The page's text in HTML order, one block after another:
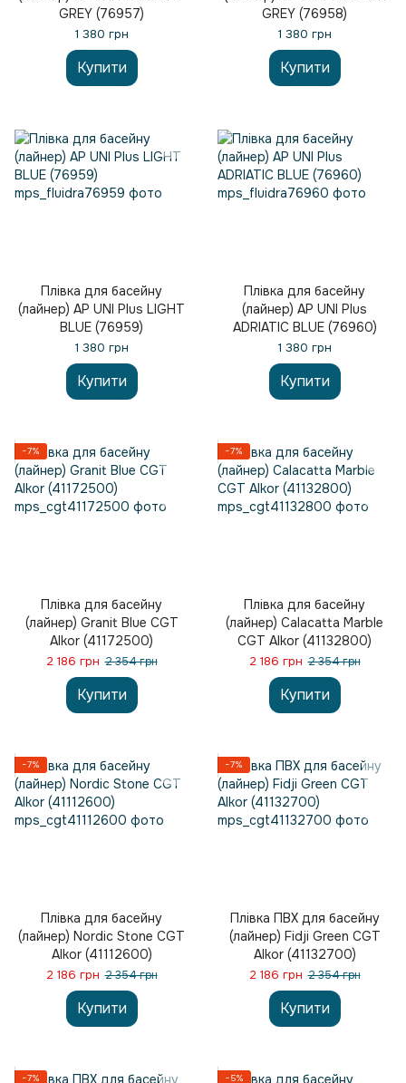
GREY (76957)
1 380 грн
Купити
GREY (76958)
1 380 грн
Купити
Плівка для басейну
(лайнер) AP UNI Plus LIGHT
BLUE (76959)
1 380 грн
Купити
Плівка для басейну
(лайнер) AP UNI Plus
ADRIATIC BLUE (76960)
1 380 грн
Купити
−7%
Плівка для басейну
(лайнер) Granit Blue CGT
Alkor (41172500)
2 186 грн 2 354 грн
Купити
−7%
Плівка для басейну
(лайнер) Calacatta Marble
CGT Alkor (41132800)
2 186 грн 2 354 грн
Купити
−7%
Плівка для басейну
(лайнер) Nordic Stone CGT
Alkor (41112600)
2 186 грн 2 354 грн
Купити
−7%
Плівка ПВХ для басейну
(лайнер) Fidji Green CGT
Alkor (41132700)
2 186 грн 2 354 грн
Купити
−7% −5%